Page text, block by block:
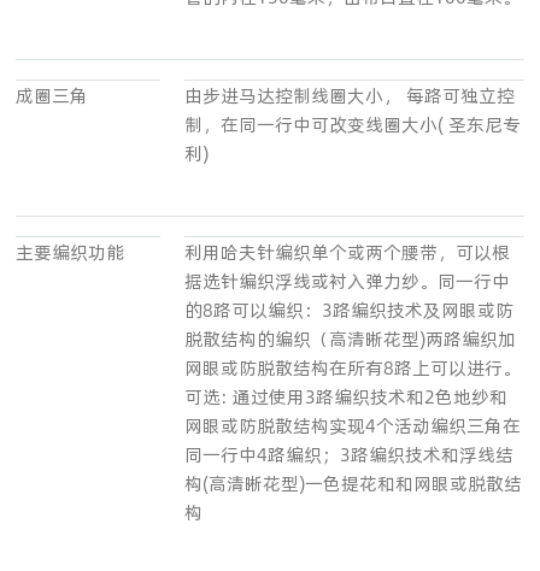
成圈三角
由步进马达控制线圈大小， 每路可独立控
制，在同一行中可改变线圈大小( 圣东尼专
利)
主要编织功能
利用哈夫针编织单个或两个腰带，可以根
据选针编织浮线或衬入弹力纱。同一行中
的8路可以编织：3路编织技术及网眼或防
脱散结构的编织（高清晰花型)两路编织加
网眼或防脱散结构在所有8路上可以进行。
可选: 通过使用3路编织技术和2色地纱和
网眼或防脱散结构实现4个活动编织三角在
同一行中4路编织；3路编织技术和浮线结
构(高清晰花型)一色提花和和网眼或脱散结
构